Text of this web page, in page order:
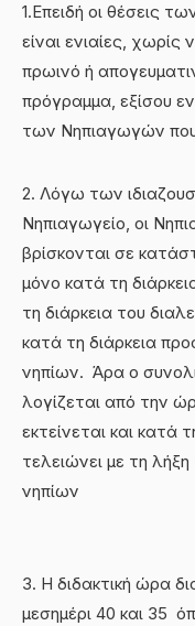
1.Επειδή οι θέσεις
είναι ενιαίες, χωρίς
πρωινό ή
πρόγραμμα, εξίσου
των Νηπιαγωγών
2. Λόγω των
Νηπιαγωγείο, οι
βρίσκονται σε
μόνο κατά τη
τη διάρκεια του
κατά τη διάρκεια
νηπίων. Άρα ο
λογίζεται από την
εκτείνεται και κατά
τελειώνει με τη
νηπίων
3. Η διδακτική ώρα
μεσημέρι 40 και 35